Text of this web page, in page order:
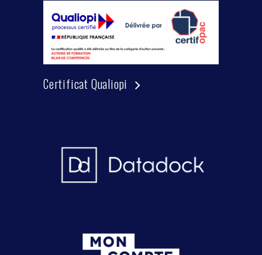
Certificat Qualiopi